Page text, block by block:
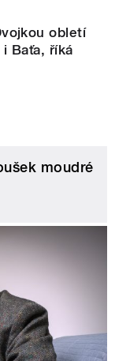
obletí
Baťa, říká
moudré